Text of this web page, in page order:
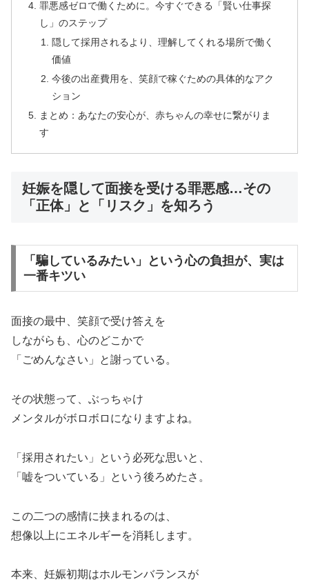
罪悪感ゼロで働くために。今すぐできる「賢い仕事探
し」のステップ
隠して採用されるより、理解してくれる場所で働く
価値
今後の出産費用を、笑顔で稼ぐための具体的なアク
ション
まとめ：あなたの安心が、赤ちゃんの幸せに繋がりま
す
妊娠を隠して面接を受ける罪悪感…その
「正体」と「リスク」を知ろう
「騙しているみたい」という心の負担が、実は
一番キツい
面接の最中、笑顔で受け答えを
しながらも、心のどこかで
「ごめんなさい」と謝っている。
その状態って、ぶっちゃけ
メンタルがボロボロになりますよね。
「採用されたい」という必死な思いと、
「嘘をついている」という後ろめたさ。
この二つの感情に挟まれるのは、
想像以上にエネルギーを消耗します。
本来、妊娠初期はホルモンバランスが